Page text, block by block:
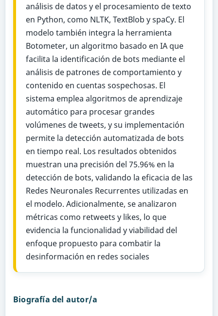
análisis de datos y el procesamiento de texto
en Python, como NLTK, TextBlob y spaCy. El
modelo también integra la herramienta
Botometer, un algoritmo basado en IA que
facilita la identificación de bots mediante el
análisis de patrones de comportamiento y
contenido en cuentas sospechosas. El
sistema emplea algoritmos de aprendizaje
automático para procesar grandes
volúmenes de tweets, y su implementación
permite la detección automatizada de bots
en tiempo real. Los resultados obtenidos
muestran una precisión del 75.96% en la
detección de bots, validando la eficacia de las
Redes Neuronales Recurrentes utilizadas en
el modelo. Adicionalmente, se analizaron
métricas como retweets y likes, lo que
evidencia la funcionalidad y viabilidad del
enfoque propuesto para combatir la
desinformación en redes sociales
Biografía del autor/a